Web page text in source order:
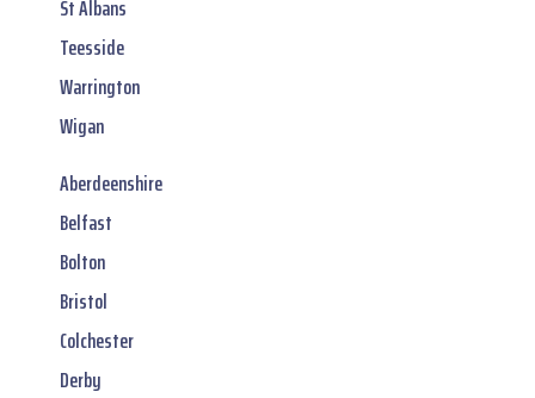
St Albans
Teesside
Warrington
Wigan
Aberdeenshire
Belfast
Bolton
Bristol
Colchester
Derby